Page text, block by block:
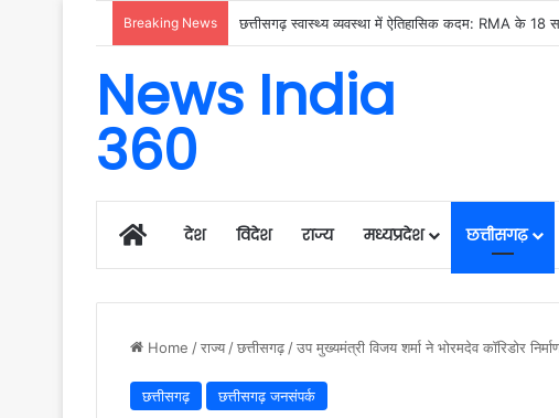
Breaking News
News India
360
Homeदेश विदेश राज्य मध्यप्रदेश छत्तीसगढ़
Home /राज्य /छत्तीसगढ़ /उप मुख्यमंत्री विजय शर्मा ने भोरमदेव कॉरिडोर
छत्तीसगढ़ छत्तीसगढ़ जनसंपर्क